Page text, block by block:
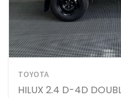
TOYOTA
HILUX 2.4 D-4D